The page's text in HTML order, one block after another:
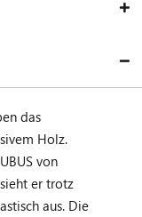
das
Holz.
von
er trotz
aus. Die